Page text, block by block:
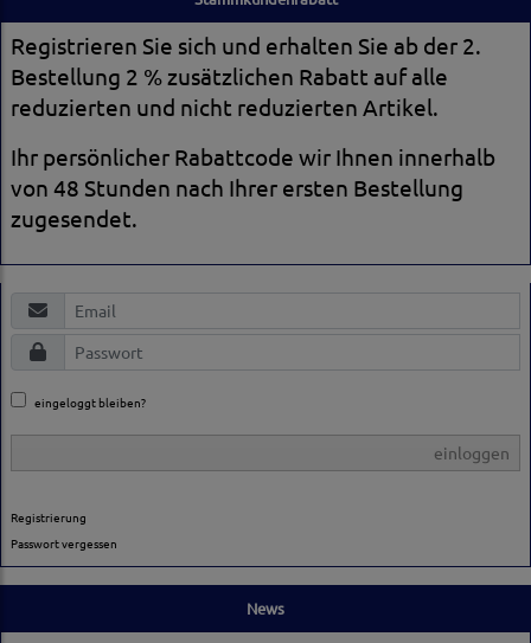
Registrieren Sie sich und erhalten Sie ab der 2.
Bestellung 2 % zusätzlichen Rabatt auf alle
reduzierten und nicht reduzierten Artikel.
Ihr persönlicher Rabattcode wir Ihnen innerhalb
von 48 Stunden nach Ihrer ersten Bestellung
zugesendet.
eingeloggt bleiben?
einloggen
Registrierung
Passwort vergessen
News